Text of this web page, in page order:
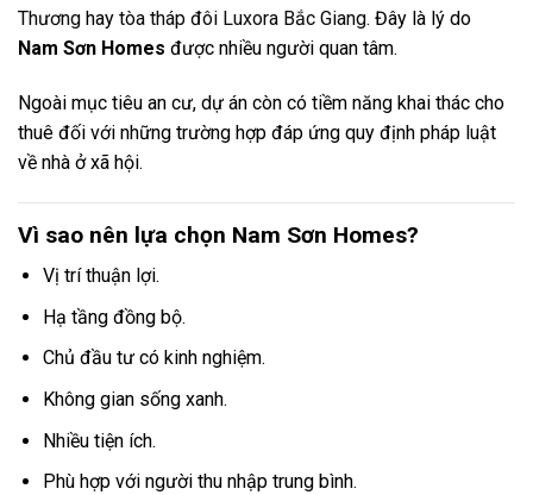
Thương hay tòa tháp đôi Luxora Bắc Giang. Đây là lý do
Nam Sơn Homes được nhiều người quan tâm.
Ngoài mục tiêu an cư, dự án còn có tiềm năng khai thác cho
thuê đối với những trường hợp đáp ứng quy định pháp luật
về nhà ở xã hội.
Vì sao nên lựa chọn Nam Sơn Homes?
Vị trí thuận lợi.
Hạ tầng đồng bộ.
Chủ đầu tư có kinh nghiệm.
Không gian sống xanh.
Nhiều tiện ích.
Phù hợp với người thu nhập trung bình.